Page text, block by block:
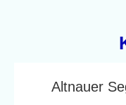
Altnauer